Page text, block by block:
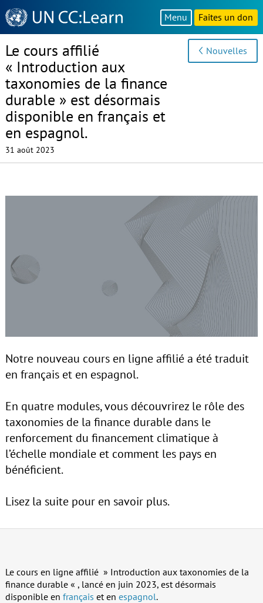
Knowledge
Sharing
Platform
Menu Faites un don
Le cours affilié
« Introduction aux
taxonomies de la finance
durable » est désormais
disponible en français et
en espagnol.
31 août 2023
Nouvelles
Notre nouveau cours en ligne affilié a été traduit
en français et en espagnol.
En quatre modules, vous découvrirez le rôle des
taxonomies de la finance durable dans le
renforcement du financement climatique à
l’échelle mondiale et comment les pays en
bénéficient.
Lisez la suite pour en savoir plus.
Le cours en ligne affilié » Introduction aux taxonomies de la
finance durable « , lancé en juin 2023, est désormais
disponible en français et en espagnol.